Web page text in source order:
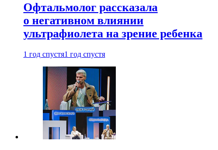
Офтальмолог рассказала
о негативном влиянии
ультрафиолета на зрение ребенка
1 год спустя1 год спустя